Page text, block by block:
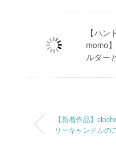
【ハ
momo
ルダー
【新着作品】
リーキャンドルの